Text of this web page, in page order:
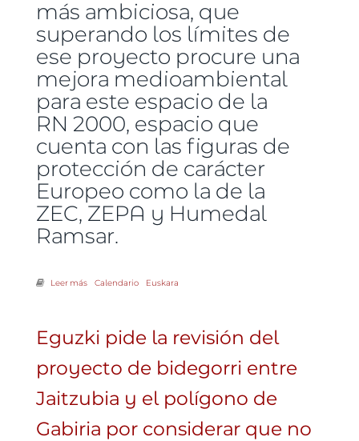
más ambiciosa, que
superando los límites de
ese proyecto procure una
mejora medioambiental
para este espacio de la
RN 2000, espacio que
cuenta con las figuras de
protección de carácter
Europeo como la de la
ZEC, ZEPA y Humedal
Ramsar.
Leer mássobre Eguzki solicita una intervención medioambiental más
Calendario Euskara
Eguzki pide la revisión del
proyecto de bidegorri entre
Jaitzubia y el polígono de
Gabiria por considerar que no